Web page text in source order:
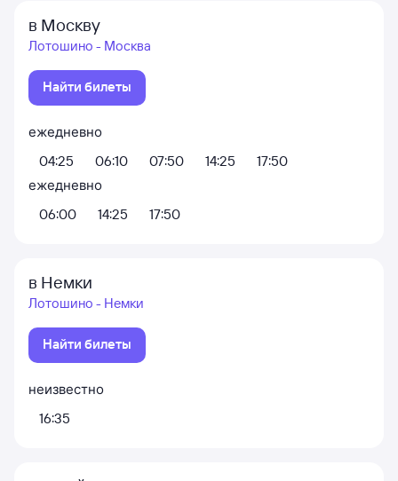
в Москву
Лотошино - Москва
Найти билеты
ежедневно
04:25
06:10 07:50 14:25
17:50
ежедневно
06:00
14:25 17:50
в Немки
Лотошино - Немки
Найти билеты
неизвестно
16:35